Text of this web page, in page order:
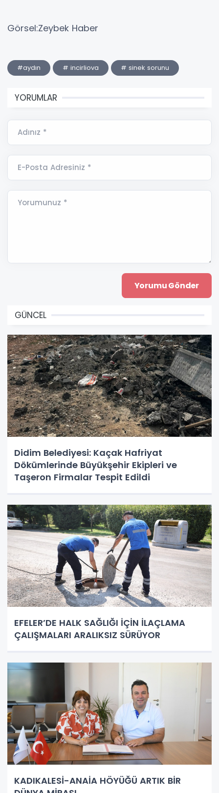
Görsel:Zeybek Haber
#aydın # incirliova # sinek sorunu
YORUMLAR
Adınız *
E-Posta Adresiniz *
Yorumunuz *
GÜNCEL
Didim Belediyesi: Kaçak Hafriyat
Dökümlerinde Büyükşehir Ekipleri ve
Taşeron Firmalar Tespit Edildi
EFELER’DE HALK SAĞLIĞI İÇİN İLAÇLAMA
ÇALIŞMALARI ARALIKSIZ SÜRÜYOR
KADIKALESİ-ANAİA HÖYÜĞÜ ARTIK BİR